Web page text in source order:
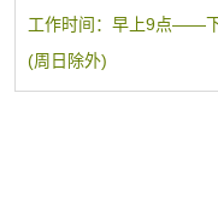
工作时间：早上9点——
(周日除外)